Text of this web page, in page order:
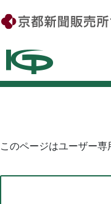
to
content
このページはユーザー